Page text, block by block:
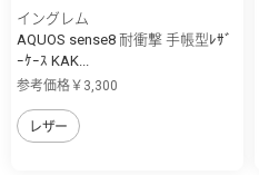
イングレム
AQUOS sense8 耐衝撃 手帳型ﾚｻﾞ
ｰｹｰｽ KAK...
参考価格￥3,300
レザー